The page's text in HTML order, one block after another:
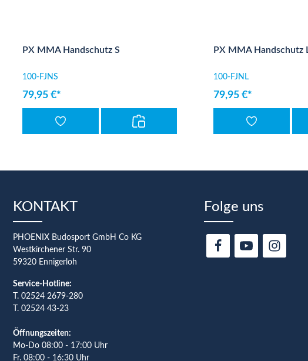
PX MMA Handschutz S
100-FJNS
79,95 €*
PX MMA Handschutz
100-FJNL
79,95 €*
KONTAKT
PHOENIX Budosport GmbH Co KG
Westkirchener Str. 90
59320 Ennigerloh
Service-Hotline:
T. 02524 2679-280
T. 02524 43-23
Öffnungszeiten:
Mo-Do 08:00 - 17:00 Uhr
Fr. 08:00 - 16:30 Uhr
Folge uns